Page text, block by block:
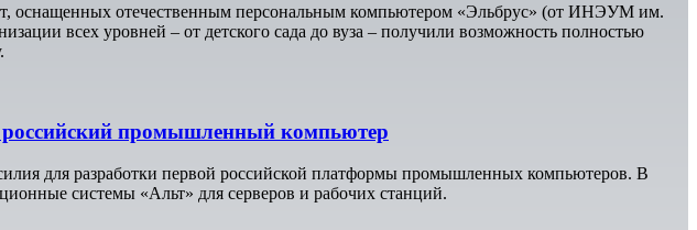
оснащенных отечественным персональным компьютером «Эльбрус» (от ИНЭУМ им.
всех уровней – от детского сада до вуза – получили возможность полностью
промышленный компьютер
для разработки первой российской платформы промышленных компьютеров. В
системы «Альт» для серверов и рабочих станций.